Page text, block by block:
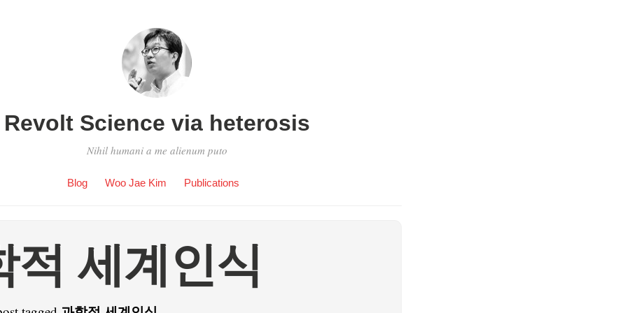
Revolt Science via heterosis
Nihil humani a me alienum puto
Blog Woo Jae Kim Publications
적 세계인식